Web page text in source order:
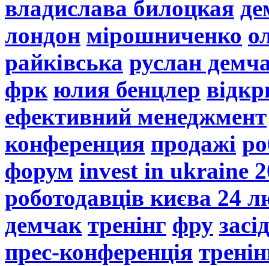
владислава билоцкая
лондон мірошниченко
райківська руслан
фрк юлия бенцлер
ефективний менеджмент
конференция продажі
форум invest in ukraine
роботодавців києва 24
демчак тренінг фру
прес-конференція